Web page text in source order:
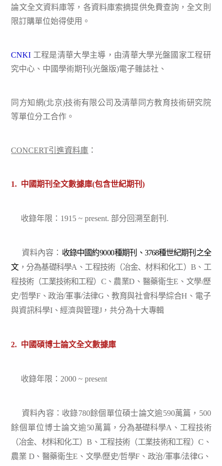
論文全文資料庫等，各資料庫索摘提供免費查詢，全文則
限訂購單位始得使用。
CNKI 工程是清華大學主導，由清華大學光盤國家工程研
究中心、中國學術期刊(光盤版)電子雜誌社、
同方知網(北京)技術有限公司及清華同方教育技術研究院
等單位分工合作。
CONCERT引進資料庫 ：
1. 中國期刊全文數據庫(包含世紀期刊)
收錄年限：1915 ~ present. 部分回溯至創刊.
資料內容： 收錄中國約9000種期刊、 3768種世紀期刊之全
文，分為基礎科學A 、 工程技術（冶金、材料和化工） B 、 工
程技術（工業技術和工程） C、 農業D 、醫藥衛生E 、 文學/歷
史/哲學F、政治/軍事/法律G 、教育與社會科學綜合H 、電子
與資訊科學I、經濟與管理J，共分為十大專輯
2. 中國碩博士論文全文數據庫
收錄年限：2000 ~ present
資料內容： 收錄780餘個單位碩士論文逾590萬篇， 500
餘個單位博士論文逾50萬篇 ，分為基礎科學A 、 工程技術
（冶金、材料和化工）B 、 工程技術（工業技術和工程）C 、
農業 D 、醫藥衛生E 、 文學/歷史/哲學F、政治/軍事/法律G、